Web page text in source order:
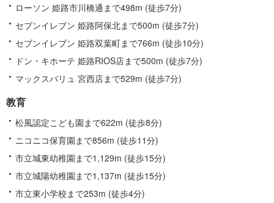
ローソン 姫路市川橋通まで498m (徒歩7分)
セブンイレブン 姫路阿保北まで500m (徒歩7分)
セブンイレブン 姫路双葉町まで766m (徒歩10分)
ドン・キホーテ 姫路RIOS店まで500m (徒歩7分)
マックスバリュ 宮西店まで529m (徒歩7分)
教育
松風認定こども園まで622m (徒歩8分)
ニコニコ保育園まで856m (徒歩11分)
市立城東幼稚園まで1,129m (徒歩15分)
市立城陽幼稚園まで1,137m (徒歩15分)
市立東小学校まで253m (徒歩4分)